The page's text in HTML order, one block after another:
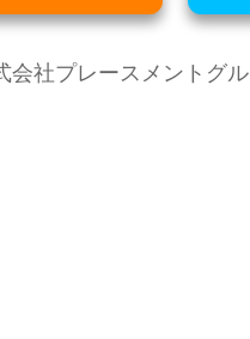
会社プレースメントグ